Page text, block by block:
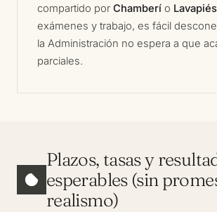
compartido por Chamberí o Lavapiés
exámenes y trabajo, es fácil
la Administración no espera a que
parciales.
Plazos, tasas y
esperables (sin
realismo)